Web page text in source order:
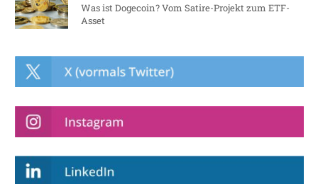
Was ist Dogecoin? Vom Satire-Projekt zum ETF-
Asset